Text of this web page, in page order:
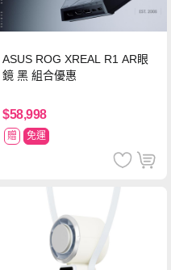
ASUS ROG XREAL R1 AR眼
鏡 黑 組合優惠
$58,998
贈 免運